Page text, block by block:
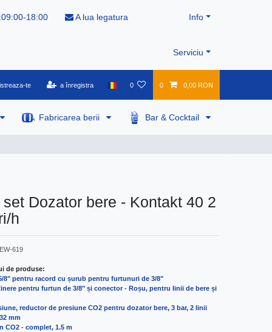
18:00 A lua legatura Info
Serviciu
te a înregistra 0 0 0,00 RON
Fabricarea berii Bar & Cocktail
Dozator bere - Kontakt 40 2
h
619
de produse:
8" pentru racord cu șurub pentru furtunuri de 3/8"
pentru furtun de 3/8" și conector - Roșu, pentru linii de bere și
reductor de presiune CO2 pentru dozator bere, 3 bar, 2 linii
mm
CO2 - complet, 1.5 m